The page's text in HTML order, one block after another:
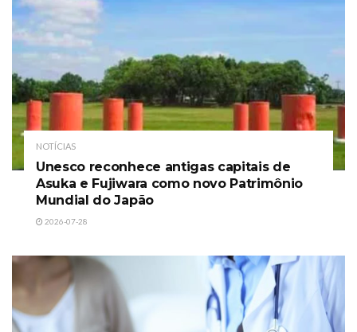
NOTÍCIAS
Unesco reconhece antigas capitais de
Asuka e Fujiwara como novo Patrimônio
Mundial do Japão
2026-07-28